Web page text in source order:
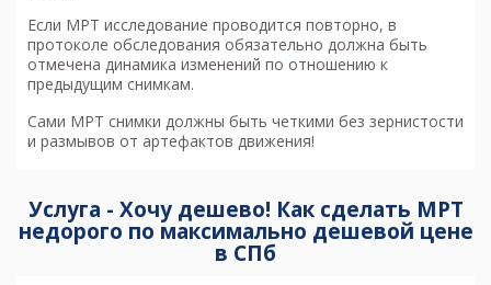
Если МРТ исследование проводится повторно, в
протоколе обследования обязательно должна быть
отмечена динамика изменений по отношению к
предыдущим снимкам.
Сами МРТ снимки должны быть четкими без зернистости
и размывов от артефактов движения!
Услуга - Хочу дешево! Как сделать МРТ
недорого по максимально дешевой цене
в СПб